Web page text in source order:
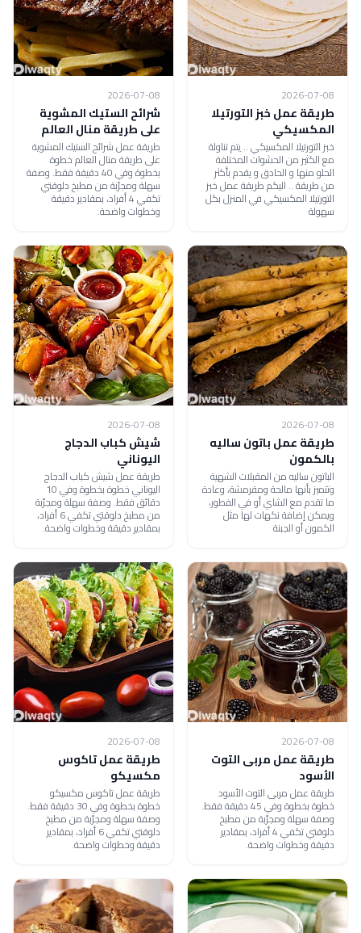
2026-07-08
طريقة عمل خبز التورتيلا
المكسيكي
خبز التورتيلا المكسيكي .. يتم تناولة
مع الكثير من الحشوات المختلفة
الحلو منها و الحادق و يقدم بأكثر
من طريقة .. اليكم طريقة عمل خبز
التورتيلا المكسيكي في المنزل بكل
سهولة
2026-07-08
شرائح الستيك المشوية
على طريقة منال العالم
طريقة عمل شرائح الستيك المشوية
على طريقة منال العالم خطوة
بخطوة وفي 40 دقيقة فقط. وصفة
سهلة ومجرّبة من مطبخ دلوقتي
تكفي 4 أفراد، بمقادير دقيقة
وخطوات واضحة.
2026-07-08
طريقة عمل باتون ساليه
بالكمون
الباتون ساليه من المقبلات الشهية
وتتميز بأنها مالحة ومقرمشة، وعادة
ما تقدم مع الشاي أو في الفطور،
ويمكن إضافة نكهات لها مثل
الكمون أو الجبنة
2026-07-08
شيش كباب الدجاج
اليوناني
طريقة عمل شيش كباب الدجاج
اليوناني خطوة بخطوة وفي 10
دقائق فقط. وصفة سهلة ومجرّبة
من مطبخ دلوقتي تكفي 6 أفراد،
بمقادير دقيقة وخطوات واضحة.
2026-07-08
طريقة عمل مربى التوت
الأسود
طريقة عمل مربى التوت الأسود
خطوة بخطوة وفي 45 دقيقة فقط.
وصفة سهلة ومجرّبة من مطبخ
دلوقتي تكفي 4 أفراد، بمقادير
دقيقة وخطوات واضحة.
2026-07-08
طريقة عمل تاكوس
مكسيكو
طريقة عمل تاكوس مكسيكو
خطوة بخطوة وفي 30 دقيقة فقط.
وصفة سهلة ومجرّبة من مطبخ
دلوقتي تكفي 6 أفراد، بمقادير
دقيقة وخطوات واضحة.